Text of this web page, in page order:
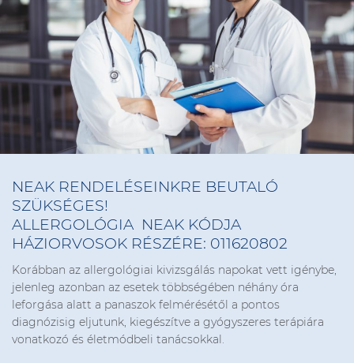
NEAK RENDELÉSEINKRE BEUTALÓ
SZÜKSÉGES!
ALLERGOLÓGIA NEAK KÓDJA
HÁZIORVOSOK RÉSZÉRE: 011620802
Korábban az allergológiai kivizsgálás napokat vett igénybe,
jelenleg azonban az esetek többségében néhány óra
leforgása alatt a panaszok felmérésétől a pontos
diagnózisig eljutunk, kiegészítve a gyógyszeres terápiára
vonatkozó és életmódbeli tanácsokkal.